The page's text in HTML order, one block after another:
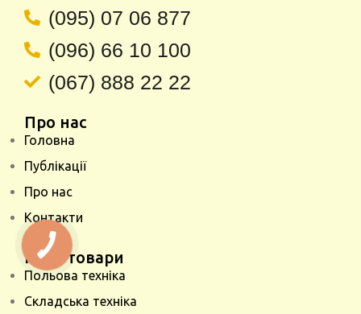
(095) 07 06 877
(096) 66 10 100
(067) 888 22 22
Про нас
Головна
Публікації
Про нас
Контакти
Наші товари
Польова техніка
Складська техніка